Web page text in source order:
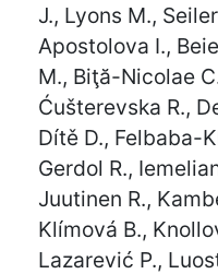
J., Lyons M.,
Apostolova I.,
M., Biţă-Nicolae
Ćušterevska R.,
Dítě D., Felbaba-
Gerdol R.,
Juutinen R.,
Klímová B.,
Lazarević P.,